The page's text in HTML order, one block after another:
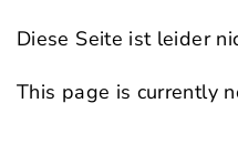
Diese Seite ist leider
This page is currently